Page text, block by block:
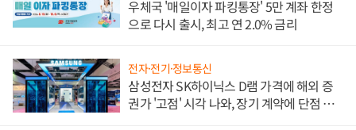
우체국 '매일이자 파킹통장' 5만 계좌 한정
으로 다시 출시, 최고 연 2.0% 금리
전자·전기·정보통신
삼성전자 SK하이닉스 D램 가격에 해외 증
권가 '고점' 시각 나와, 장기 계약에 단점 부